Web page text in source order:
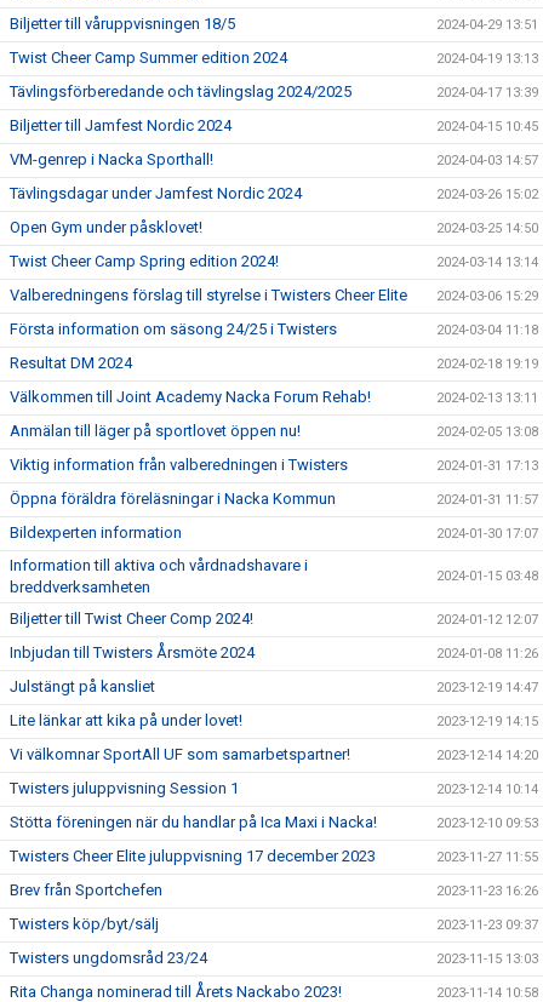
Biljetter till våruppvisningen 18/5 2024-04-29 13:51
Twist Cheer Camp Summer edition 2024 2024-04-19 13:13
Tävlingsförberedande och tävlingslag 2024/2025 2024-04-17 13:39
Biljetter till Jamfest Nordic 2024 2024-04-15 10:45
VM-genrep i Nacka Sporthall! 2024-04-03 14:57
Tävlingsdagar under Jamfest Nordic 2024 2024-03-26 15:02
Open Gym under påsklovet! 2024-03-25 14:50
Twist Cheer Camp Spring edition 2024! 2024-03-14 13:14
Valberedningens förslag till styrelse i Twisters Cheer Elite 2024-03-06 15:29
Första information om säsong 24/25 i Twisters 2024-03-04 11:18
Resultat DM 2024 2024-02-18 19:19
Välkommen till Joint Academy Nacka Forum Rehab! 2024-02-13 13:11
Anmälan till läger på sportlovet öppen nu! 2024-02-05 13:08
Viktig information från valberedningen i Twisters 2024-01-31 17:13
Öppna föräldra föreläsningar i Nacka Kommun 2024-01-31 11:57
Bildexperten information 2024-01-30 17:07
Information till aktiva och vårdnadshavare i
breddverksamheten
2024-01-15 03:48
Biljetter till Twist Cheer Comp 2024! 2024-01-12 12:07
Inbjudan till Twisters Årsmöte 2024 2024-01-08 11:26
Julstängt på kansliet 2023-12-19 14:47
Lite länkar att kika på under lovet! 2023-12-19 14:15
Vi välkomnar SportAll UF som samarbetspartner! 2023-12-14 14:20
Twisters juluppvisning Session 1 2023-12-14 10:14
Stötta föreningen när du handlar på Ica Maxi i Nacka! 2023-12-10 09:53
Twisters Cheer Elite juluppvisning 17 december 2023 2023-11-27 11:55
Brev från Sportchefen 2023-11-23 16:26
Twisters köp/byt/sälj 2023-11-23 09:37
Twisters ungdomsråd 23/24 2023-11-15 13:03
Rita Changa nominerad till Årets Nackabo 2023! 2023-11-14 10:58